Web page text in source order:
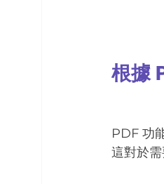
根據
PDF 功
這對於